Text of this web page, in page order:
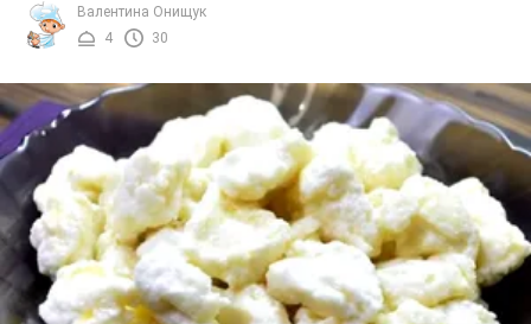
Валентина Онищук
4
30